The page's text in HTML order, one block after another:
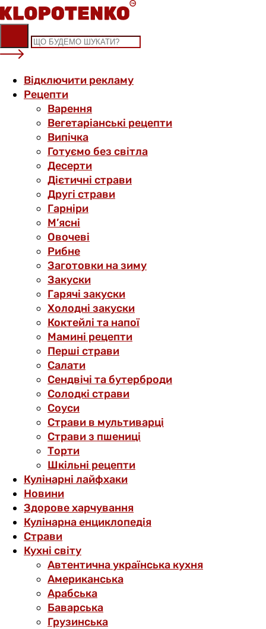
Skip
to
content
Відключити рекламу
Рецепти
Варення
Вегетаріанські рецепти
Випічка
Готуємо без світла
Десерти
Дієтичні страви
Другі страви
Гарніри
М’ясні
Овочеві
Рибне
Заготовки на зиму
Закуски
Гарячі закуски
Холодні закуски
Коктейлі та напої
Мамині рецепти
Перші страви
Салати
Сендвічі та бутерброди
Солодкі страви
Соуси
Страви в мультиварці
Страви з пшениці
Торти
Шкільні рецепти
Кулінарні лайфхаки
Новини
Здорове харчування
Кулінарна енциклопедія
Страви
Кухні світу
Автентична українська кухня
Американська
Арабська
Баварська
Грузинська